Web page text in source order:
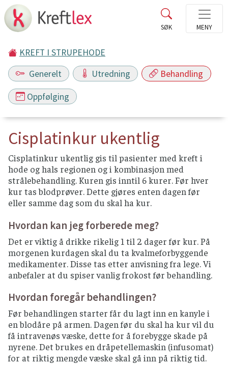
KREFT I STRUPEHODE
Generelt
Utredning Behandling
Oppfølging
Cisplatinkur ukentlig
Cisplatinkur ukentlig gis til pasienter med kreft i
hode og hals regionen og i kombinasjon med
strålebehandling. Kuren gis inntil 6 kurer. Før hver
kur tas blodprøver. Dette gjøres enten dagen før
eller samme dag som du skal ha kur.
Hvordan kan jeg forberede meg?
Det er viktig å drikke rikelig 1 til 2 dager før kur. På
morgenen kurdagen skal du ta kvalmeforbyggende
medikamenter. Disse tas etter anvisning fra lege. Vi
anbefaler at du spiser vanlig frokost før behandling.
Hvordan foregår behandlingen?
Før behandlingen starter får du lagt inn en kanyle i
en blodåre på armen. Dagen før du skal ha kur vil du
få intravenøs væske, dette for å forebygge skade på
nyrene. Det brukes en dråpetellemaskin (infusomat)
for at riktig mengde væske skal gå inn på riktig tid.